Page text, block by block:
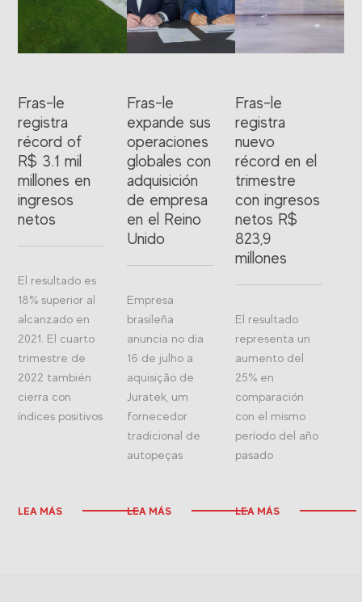
Fras-le
registra
récord of
R$ 3.1 mil
millones en
ingresos
netos
El resultado es
18% superior al
alcanzado en
2021. El cuarto
trimestre de
2022 también
cierra con
índices positivos
LEA MÁS
Fras-le
expande sus
operaciones
globales con
adquisición
de empresa
en el Reino
Unido
Empresa
brasileña
anuncia no dia
16 de julho a
aquisição de
Juratek, um
fornecedor
tradicional de
autopeças
LEA MÁS
Fras-le
registra
nuevo
récord en el
trimestre
con ingresos
netos R$
823,9
millones
El resultado
representa un
aumento del
25% en
comparación
con el mismo
período del año
pasado
LEA MÁS